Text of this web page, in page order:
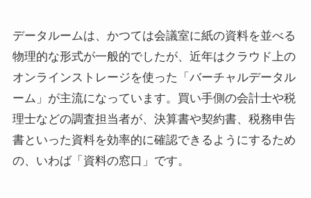
データルームは、かつては会議室に紙の資料を並べる
物理的な形式が一般的でしたが、近年はクラウド上の
オンラインストレージを使った「バーチャルデータル
ーム」が主流になっています。買い手側の会計士や税
理士などの調査担当者が、決算書や契約書、税務申告
書といった資料を効率的に確認できるようにするため
の、いわば「資料の窓口」です。